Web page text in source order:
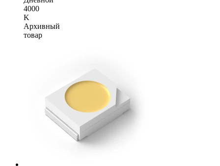
4000
K
Архивный
товар